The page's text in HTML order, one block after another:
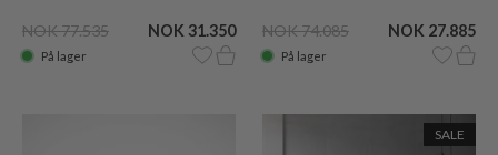
NOK 77.535 NOK 31.350
På lager
NOK 74.085 NOK 27.885
På lager
SALE